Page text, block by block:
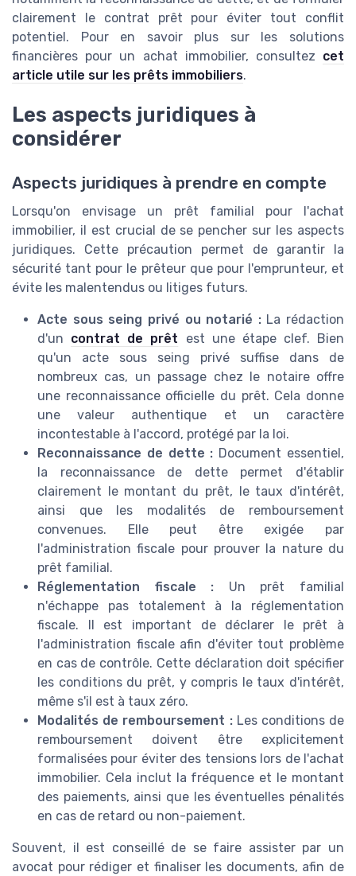
clairement le contrat prêt pour éviter tout conflit
potentiel. Pour en savoir plus sur les solutions
financières pour un achat immobilier, consultez cet
article utile sur les prêts immobiliers.
Les aspects juridiques à
considérer
Aspects juridiques à prendre en compte
Lorsqu'on envisage un prêt familial pour l'achat
immobilier, il est crucial de se pencher sur les aspects
juridiques. Cette précaution permet de garantir la
sécurité tant pour le prêteur que pour l'emprunteur, et
évite les malentendus ou litiges futurs.
Acte sous seing privé ou notarié :La rédaction
d'un contrat de prêt est une étape clef. Bien
qu'un acte sous seing privé suffise dans de
nombreux cas, un passage chez le notaire offre
une reconnaissance officielle du prêt. Cela donne
une valeur authentique et un caractère
incontestable à l'accord, protégé par la loi.
Reconnaissance de dette : Document essentiel,
la reconnaissance de dette permet d'établir
clairement le montant du prêt, le taux d'intérêt,
ainsi que les modalités de remboursement
convenues. Elle peut être exigée par
l'administration fiscale pour prouver la nature du
prêt familial.
Réglementation fiscale : Un prêt familial
n'échappe pas totalement à la réglementation
fiscale. Il est important de déclarer le prêt à
l'administration fiscale afin d'éviter tout problème
en cas de contrôle. Cette déclaration doit spécifier
les conditions du prêt, y compris le taux d'intérêt,
même s'il est à taux zéro.
Modalités de remboursement :Les conditions de
remboursement doivent être explicitement
formalisées pour éviter des tensions lors de l'achat
immobilier. Cela inclut la fréquence et le montant
des paiements, ainsi que les éventuelles pénalités
en cas de retard ou non-paiement.
Souvent, il est conseillé de se faire assister par un
avocat pour rédiger et finaliser les documents, afin de